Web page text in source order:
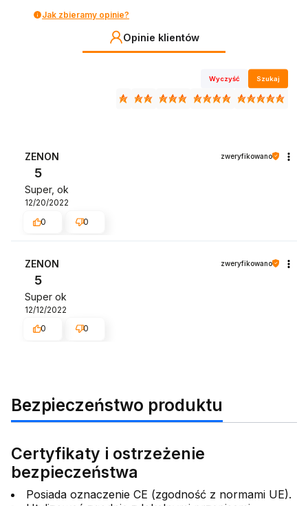
Jak zbieramy opinie?
Opinie klientów
Wyczyść Szukaj
ZENON zweryfikowano
5
Super, ok
12/20/2022
0
0
ZENON zweryfikowano
5
Super ok
12/12/2022
0
0
Bezpieczeństwo produktu
Certyfikaty i ostrzeżenie
bezpieczeństwa
Posiada oznaczenie CE (zgodność z normami UE).